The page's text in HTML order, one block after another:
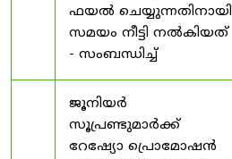
ഫയൽ ചെയ്യുന്നതിനായി
സമയം നീട്ടി നൽകിയത്
- സംബന്ധിച്ച്
ജൂനിയർ
സൂപ്രണ്ടുമാർക്ക്
റേഷ്യോ പ്രൊമോഷൻ